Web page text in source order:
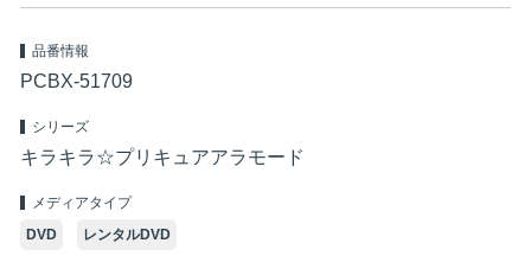
品番情報
PCBX-51709
シリーズ
キラキラ☆プリキュアアラモード
メディアタイプ
DVD
レンタルDVD